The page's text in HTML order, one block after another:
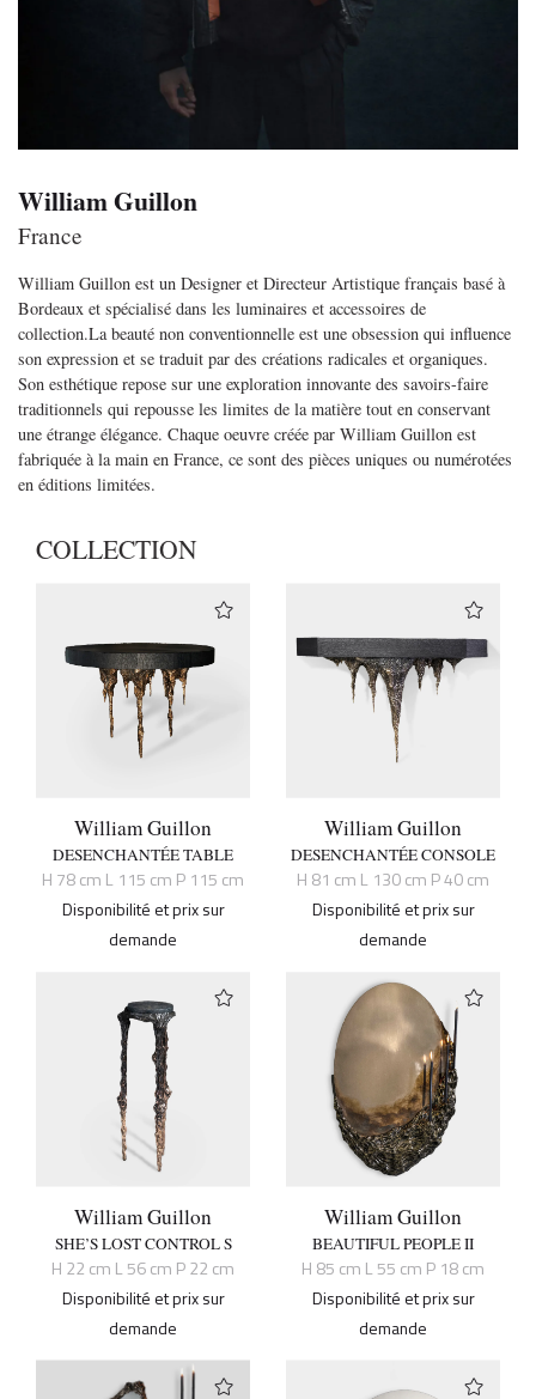
William Guillon
France
William Guillon est un Designer et Directeur Artistique français basé à
Bordeaux et spécialisé dans les luminaires et accessoires de
collection.La beauté non conventionnelle est une obsession qui influence
son expression et se traduit par des créations radicales et organiques.
Son esthétique repose sur une exploration innovante des savoirs-faire
traditionnels qui repousse les limites de la matière tout en conservant
une étrange élégance. Chaque oeuvre créée par William Guillon est
fabriquée à la main en France, ce sont des pièces uniques ou numérotées
en éditions limitées.
COLLECTION
William Guillon
DESENCHANTÉE TABLE
H 78 cm L 115 cm P 115 cm
Disponibilité et prix sur
demande
William Guillon
DESENCHANTÉE CONSOLE
H 81 cm L 130 cm P 40 cm
Disponibilité et prix sur
demande
William Guillon
SHE’S LOST CONTROL S
H 22 cm L 56 cm P 22 cm
Disponibilité et prix sur
demande
William Guillon
BEAUTIFUL PEOPLE II
H 85 cm L 55 cm P 18 cm
Disponibilité et prix sur
demande